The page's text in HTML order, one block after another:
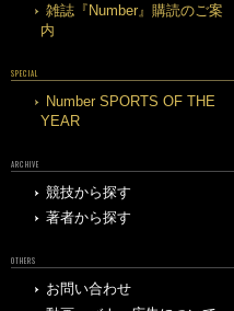
雑誌『Number』購読のご案
内
SPECIAL
Number SPORTS OF THE
YEAR
ARCHIVE
競技から探す
著者から探す
OTHERS
お問い合わせ